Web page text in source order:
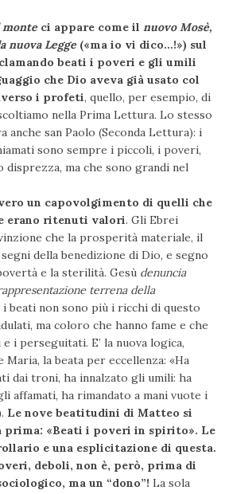
monte ci appare come il nuovo Mosè,
nuova Legge («ma io vi dico…!») sul
beati i poveri e gli umili
che Dio aveva già usato col
i profeti, quello, per esempio, di
nella Prima Lettura. Lo stesso
anche san Paolo (Seconda Lettura): i
sono sempre i piccoli, i poveri,
disprezza, ma che sono grandi nel
un capovolgimento di quelli che
erano ritenuti valori. Gli Ebrei
che la prosperità materiale, il
della benedizione di Dio, e segno
e la sterilità. Gesù denuncia
terrena della
i beati non sono più i ricchi di questo
ma coloro che hanno fame e che
i perseguitati. E’ la nuova logica,
Maria, la beata per eccellenza: «Ha
dai troni, ha innalzato gli umili: ha
affamati, ha rimandato a mani vuote i
Le nove beatitudini di Matteo si
prima: «Beati i poveri in spirito». Le
e una esplicitazione di questa.
deboli, non è, però, prima di
ma un “dono”! La sola